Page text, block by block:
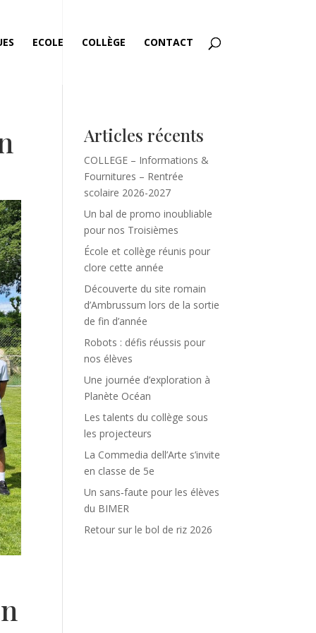
ECOLE COLLÈGE CONTACT
Articles récents
COLLEGE – Informations &
Fournitures – Rentrée
scolaire 2026-2027
Un bal de promo inoubliable
pour nos Troisièmes
École et collège réunis pour
clore cette année
Découverte du site romain
d’Ambrussum lors de la sortie
de fin d’année
Robots : défis réussis pour
nos élèves
Une journée d’exploration à
Planète Océan
Les talents du collège sous
les projecteurs
La Commedia dell’Arte s’invite
en classe de 5e
Un sans‑faute pour les élèves
du BIMER
Retour sur le bol de riz 2026